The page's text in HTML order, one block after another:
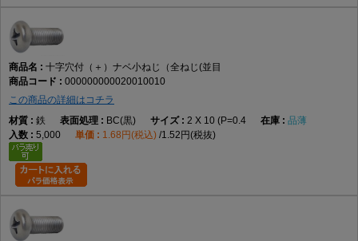
使用環境に適した仕様を選ぶ
使用環境
締結相手や施工条件に合わせて選定する
機械装置の組立
電子機器
十字穴付（＋）ナベ小ねじ（全ねじ(並目
000000000020010010
この商品の詳細はコチラ
鉄
BC(黒) 2 X 10 (P=0.4
品薄
5,000
1.68円(税込) 1.52円(税抜)